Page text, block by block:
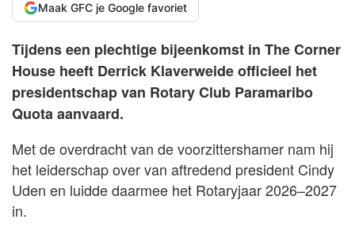
Maak GFC je Google favoriet
Tijdens een plechtige bijeenkomst in The Corner
House heeft Derrick Klaverweide officieel het
presidentschap van Rotary Club Paramaribo
Quota aanvaard.
Met de overdracht van de voorzittershamer nam hij
het leiderschap over van aftredend president Cindy
Uden en luidde daarmee het Rotaryjaar 2026–2027
in.